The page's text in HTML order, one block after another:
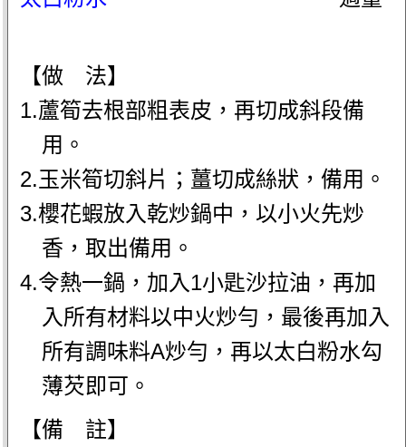
【做 法】
1.蘆筍去根部粗表皮，再切成斜段備
用。
2.玉米筍切斜片；薑切成絲狀，備用。
3.櫻花蝦放入乾炒鍋中，以小火先炒
香，取出備用。
4.令熱一鍋，加入1小匙沙拉油，再加
入所有材料以中火炒勻，最後再加入
所有調味料A炒勻，再以太白粉水勾
薄芡即可。
【備 註】